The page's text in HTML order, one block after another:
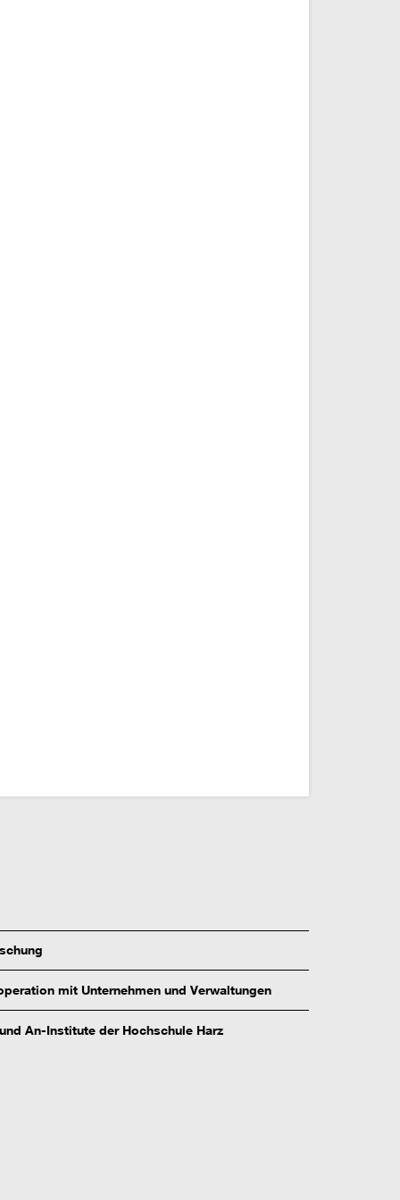
mit Unternehmen und Verwaltungen
An-Institute der Hochschule Harz